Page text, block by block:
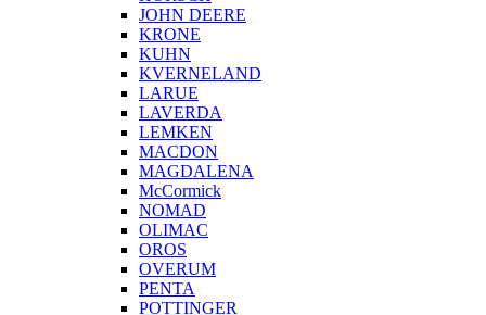
JOHN DEERE
KRONE
KUHN
KVERNELAND
LARUE
LAVERDA
LEMKEN
MACDON
MAGDALENA
McCormick
NOMAD
OLIMAC
OROS
OVERUM
PENTA
POTTINGER